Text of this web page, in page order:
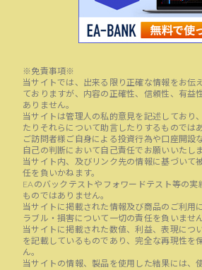
※免責事項※
当サイトでは、出来る限り正確な情報をお伝
ておりますが、内容の正確性、信頼性、有益
ありません。
当サイトは管理人の私的意見を記述しており
たりそれらについて助言したりするものでは
ご訪問者様ご自身による投資行為や口座開設
自己の判断において自己責任でお願いいたしま
当サイト内、及びリンク先の情報に基づいて
任を負いかねます。
EAのバックテストやフォワードテスト等の実
ものではありません。
当サイトに掲載された情報及び商品のご利用
ラブル・損害について一切の責任を負いません
当サイトに掲載された数値、利益、表現につ
を記載しているものであり、完全な再現性を
ん。
当サイトの情報、製品を使用した結果には、